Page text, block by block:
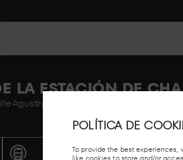
POLÍTICA DE
To provide the best
LA ESTACIÓN DE
Agustín de Foxá nº 40.